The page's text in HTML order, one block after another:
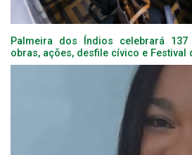
Palmeira dos Índios celebrará
obras, ações, desfile cívico e Festival